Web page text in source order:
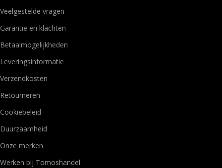
Veelgestelde vragen
Garantie en klachten
Betaalmogelijkheden
Leveringsinformatie
Verzendkosten
Retourneren
Cookiebeleid
Duurzaamheid
Onze merken
Werken bij Tomoshandel